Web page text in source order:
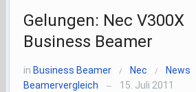
Gelungen: Nec V300X
Business Beamer
in Business Beamer / Nec / News
Beamervergleich
— 15. Juli 2011